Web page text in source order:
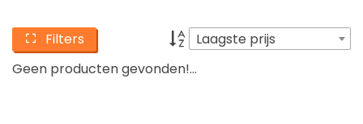
Filters
Laagste prijs
Geen producten gevonden!...